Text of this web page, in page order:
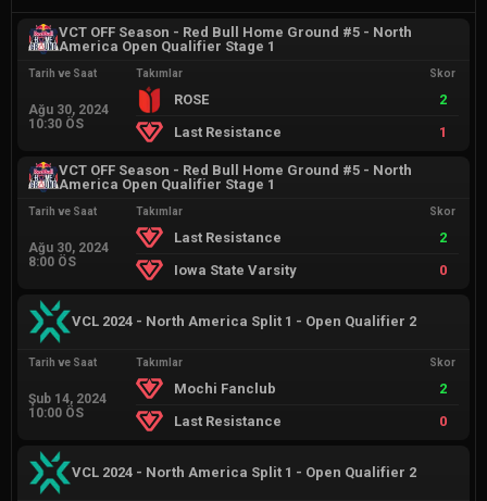
VCT OFF Season - Red Bull Home Ground #5 - North
America Open Qualifier Stage 1
Tarih ve Saat
Ağu 30, 2024
10:30 ÖS
Takımlar Skor
ROSE
2
Last Resistance
1
VCT OFF Season - Red Bull Home Ground #5 - North
America Open Qualifier Stage 1
Tarih ve Saat
Ağu 30, 2024
8:00 ÖS
Takımlar Skor
Last Resistance
2
Iowa State Varsity
0
VCL 2024 - North America Split 1 - Open Qualifier 2
Tarih ve Saat
Şub 14, 2024
10:00 ÖS
Takımlar Skor
Mochi Fanclub
2
Last Resistance
0
VCL 2024 - North America Split 1 - Open Qualifier 2